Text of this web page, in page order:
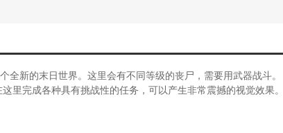
突打单机攻略大全最新)
突的单机模式攻略)
戏格斗闯关)
全新的末日世界。这里会有不同等级的丧尸，需要用武器战斗。
里完成各种具有挑战性的任务，可以产生非常震撼的视觉效果。